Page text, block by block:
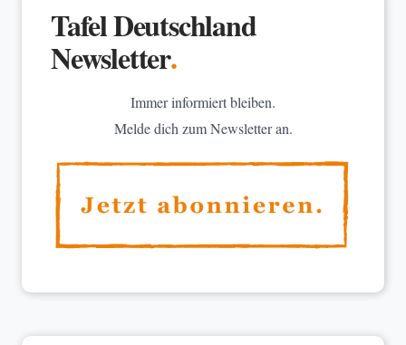
Tafel Deutschland
Newsletter.
Immer informiert bleiben.
Melde dich zum Newsletter an.